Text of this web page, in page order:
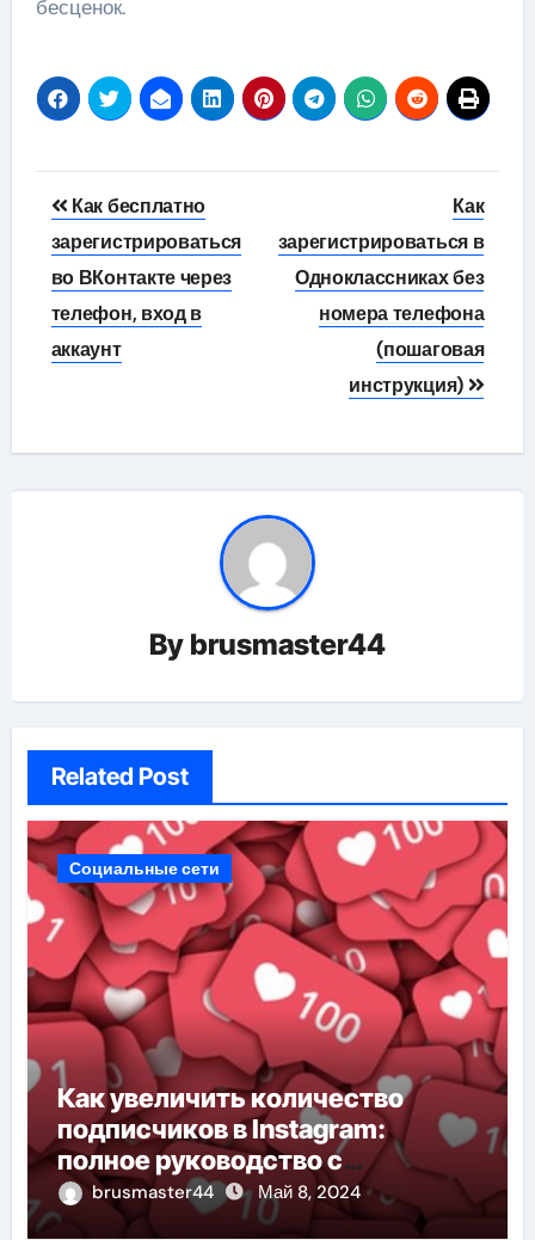
бесценок.
Навигация
по
записям
Как бесплатно
зарегистрироваться
во ВКонтакте через
телефон, вход в
аккаунт
Как
зарегистрироваться в
Одноклассниках без
номера телефона
(пошаговая
инструкция)
By brusmaster44
Related Post
Социальные сети
Как увеличить количество
подписчиков в Instagram:
полное руководство с
использованием специальных
сервисов
brusmaster44 Май 8, 2024